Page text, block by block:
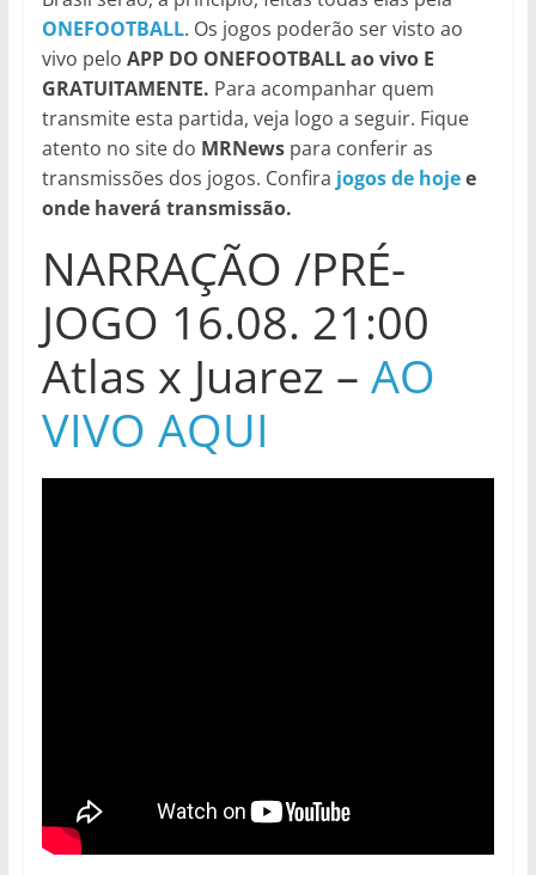
ONEFOOTBALL. Os jogos poderão ser visto ao
vivo pelo APP DO ONEFOOTBALL ao vivo E
GRATUITAMENTE. Para acompanhar quem
transmite esta partida, veja logo a seguir. Fique
atento no site do MRNewspara conferir as
transmissões dos jogos. Confira jogos de hojee
onde haverá transmissão.
NARRAÇÃO /PRÉ-
JOGO 16.08. 21:00
Atlas x Juarez – AO
VIVO AQUI